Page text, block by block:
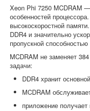
Xeon Phi 7250 MCDRAM
особенностей
высокоскоростной
DDR4 и значительно
пропускной
MCDRAM не заменяет
задачи:
DDR4 хранит
MCDRAM
приложение